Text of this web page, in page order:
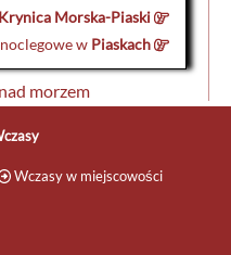
Krynica Morska-Piaski
w Piaskach
morzem
Wczasy w miejscowości